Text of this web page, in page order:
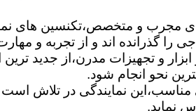
مجرب و متخصص،تکنسین های
را گذرانده اند و از تجربه و
ابزار و تجهیزات مدرن،از جدید
نحو انجام شود.
نمایندگی در تلاش است
نماید.